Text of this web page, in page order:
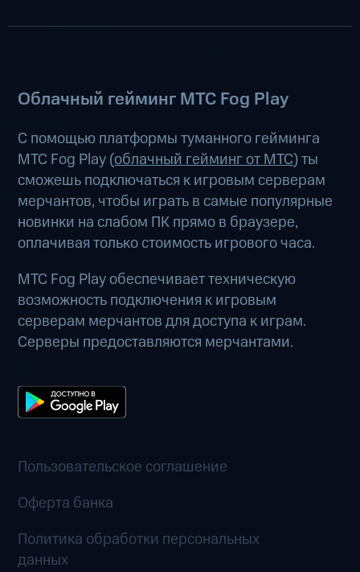
Облачный гейминг МТС Fog Play
С помощью платформы туманного гейминга
МТС Fog Play (облачный гейминг от МТС) ты
сможешь подключаться к игровым серверам
мерчантов, чтобы играть в самые популярные
новинки на слабом ПК прямо в браузере,
оплачивая только стоимость игрового часа.
МТС Fog Play обеспечивает техническую
возможность подключения к игровым
серверам мерчантов для доступа к играм.
Серверы предоставляются мерчантами.
Пользовательское соглашение
Оферта банка
Политика обработки персональных
данных